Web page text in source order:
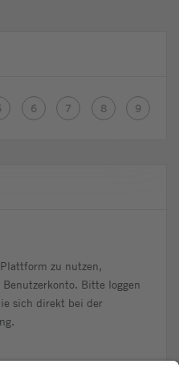
zu nutzen,
Bitte loggen
sich direkt bei der
6 7 8 9